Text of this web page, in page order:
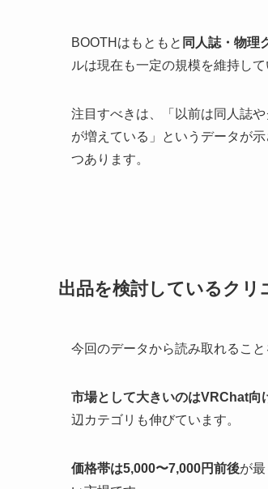
BOOTHはもともと 同人誌・物理
ルは現在も一定の規模を維持して
注目すべきは、「以前は同人誌
が増えている」というデータが
つあります。
出品を検討しているクリ
今回のデータから読み取れること
市場として大きいのはVRChat向
辺カテゴリも伸びています。
価格帯は5,000〜7,000円前後が